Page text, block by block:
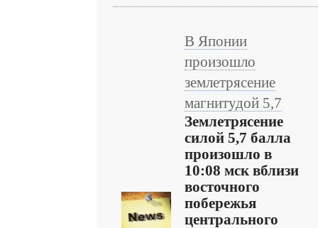
В Японии
произошло
землетрясение
магнитудой 5,7
Землетрясение
силой 5,7 балла
произошло в
10:08 мск вблизи
восточного
побережья
центрального